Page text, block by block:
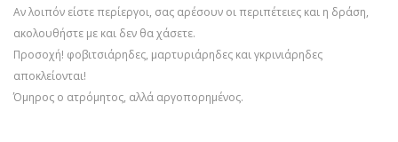
Αν λοιπόν είστε περίεργοι, σας αρέσουν οι περιπέτειες και η δράση,
ακολουθήστε με και δεν θα χάσετε.
Προσοχή! φοβιτσιάρηδες, μαρτυριάρηδες και γκρινιάρηδες
αποκλείονται!
Όμηρος ο ατρόμητος, αλλά αργοπορημένος.